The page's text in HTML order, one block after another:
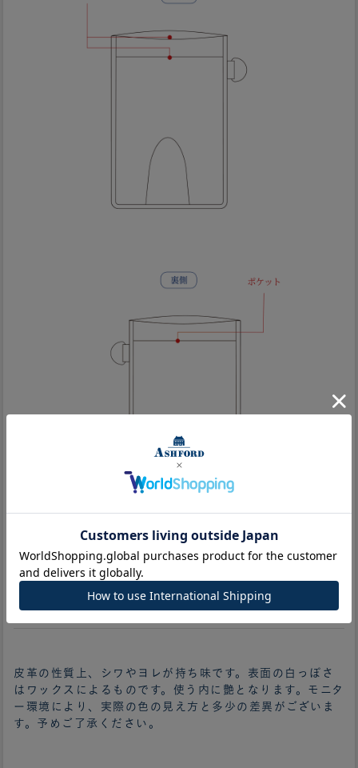
ご注文の前にご確認ください。
皮革の性質上、シワやヨレが持ち味です。表面の白っぽさ
はワックスによるものです。使う内に艶となります。モニタ
ー環境により、実際の色の見え方と多少の差異がございま
す。予めご了承ください。